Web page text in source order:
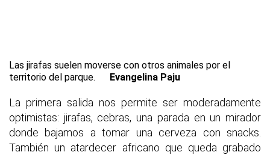
Las jirafas suelen moverse con otros animales por el
territorio del parque.
Evangelina Paju
La primera salida nos permite ser moderadamente
optimistas: jirafas, cebras, una parada en un mirador
donde bajamos a tomar una cerveza con snacks.
También un atardecer africano que queda grabado